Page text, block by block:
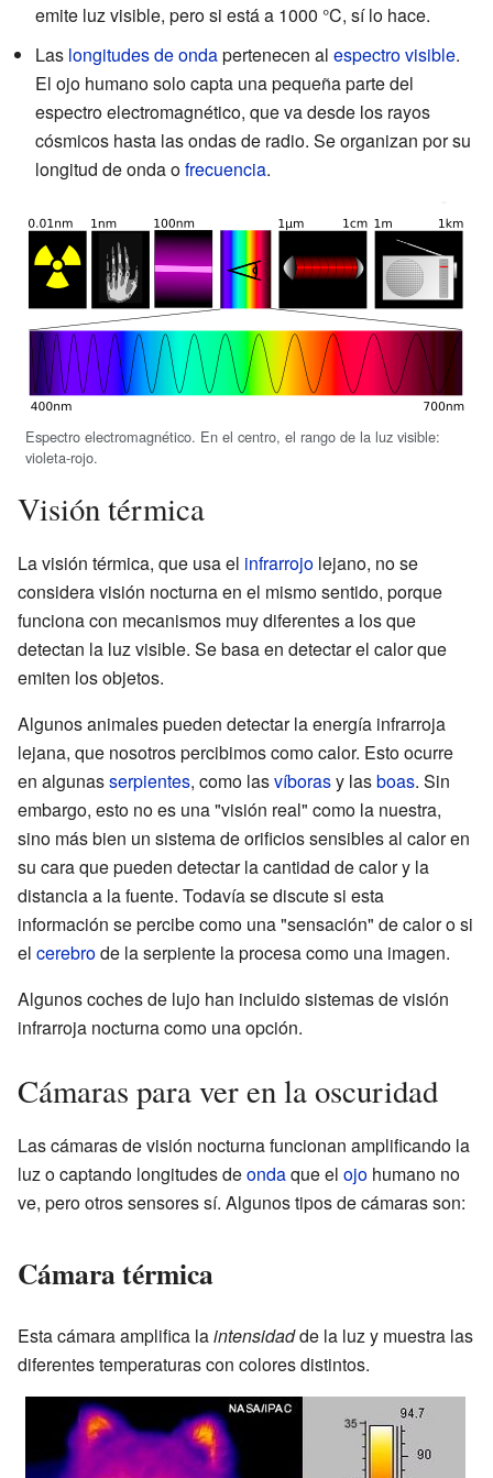
emite luz visible, pero si está a 1000 °C, sí lo hace.
Las longitudes de ondapertenecen al espectro visible.
El ojo humano solo capta una pequeña parte del
espectro electromagnético, que va desde los rayos
cósmicos hasta las ondas de radio. Se organizan por su
longitud de onda ofrecuencia.
Espectro electromagnético. En el centro, el rango de la luz visible:
violeta-rojo.
Visión térmica
La visión térmica, que usa el infrarrojo lejano, no se
considera visión nocturna en el mismo sentido, porque
funciona con mecanismos muy diferentes a los que
detectan la luz visible. Se basa en detectar el calor que
emiten los objetos.
Algunos animales pueden detectar la energía infrarroja
lejana, que nosotros percibimos como calor. Esto ocurre
en algunasserpientes, como lasvíborasy lasboas. Sin
embargo, esto no es una "visión real" como la nuestra,
sino más bien un sistema de orificios sensibles al calor en
su cara que pueden detectar la cantidad de calor y la
distancia a la fuente. Todavía se discute si esta
información se percibe como una "sensación" de calor o si
el cerebrode la serpiente la procesa como una imagen.
Algunos coches de lujo han incluido sistemas de visión
infrarroja nocturna como una opción.
Cámaras para ver en la oscuridad
Las cámaras de visión nocturna funcionan amplificando la
luz o captando longitudes deondaque el ojo humano no
ve, pero otros sensores sí. Algunos tipos de cámaras son:
Cámara térmica
Esta cámara amplifica laintensidadde la luz y muestra las
diferentes temperaturas con colores distintos.